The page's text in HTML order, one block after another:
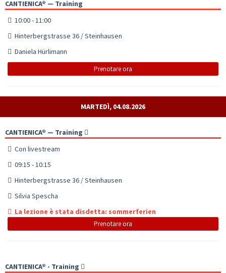
CANTIENICA® — Training
10:00 - 11:00
Hinterbergstrasse 36 / Steinhausen
Daniela Hürlimann
Prenotare ora
MARTEDÌ, 04.08.2026
CANTIENICA® — Training
Con livestream
09:15 - 10:15
Hinterbergstrasse 36 / Steinhausen
Silvia Spescha
La lezione è stata disdetta: sommerferien
Prenotare ora
CANTIENICA® - Training